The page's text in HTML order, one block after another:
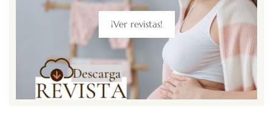
¡Ver revistas!